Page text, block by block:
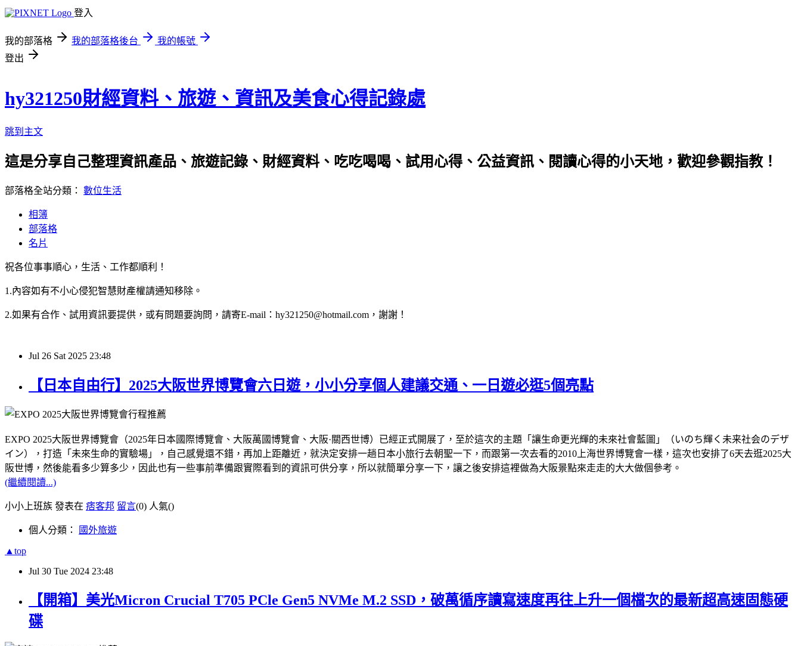
登入
我的部落格 我的部落格後台
我的帳號
登出
hy321250財經資料、旅遊、資訊及美食心得記錄處
跳到主文
這是分享自己整理資訊產品、旅遊記錄、財經資料、吃吃喝喝、試用心得、公益資訊、閱讀心得的小天地，歡迎參觀指教！
部落格全站分類： 數位生活
相簿
部落格
名片
祝各位事事順心，生活、工作都順利！
1.內容如有不小心侵犯智慧財產權請通知移除。
2.如果有合作、試用資訊要提供，或有問題要詢問，請寄E-mail：hy321250@hotmail.com，謝謝！
Jul 26 Sat 2025 23:48
【日本自由行】2025大阪世界博覽會六日遊，小小分享個人建議交通、一日遊必逛5個亮點
EXPO 2025大阪世界博覽會（2025年日本國際博覽會、大阪萬國博覽會、大阪·關西世博）已經正式開展了，至於這次的主題「讓生命更光輝的未來社會藍圖」（いのち輝く未来社会のデザ
イン），打造「未來生命的實驗場」，自己感覺還不錯，再加上距離近，就決定安排一趟日本小旅行去朝聖一下，而跟第一次去看的2010上海世界博覽會一樣，這次也安排了6天去逛2025大
阪世博，然後能看多少算多少，因此也有一些事前準備跟實際看到的資訊可供分享，所以就簡單分享一下，讓之後安排這裡做為大阪景點來走走的大大做個參考。
(繼續閱讀...)
小小上班族 發表在 痞客邦 留言(0) 人氣()
個人分類： 國外旅遊
▲top
Jul 30 Tue 2024 23:48
【開箱】美光Micron Crucial T705 PCle Gen5 NVMe M.2 SSD，破萬循序讀寫速度再往上升一個檔次的最新超高速固態硬
碟